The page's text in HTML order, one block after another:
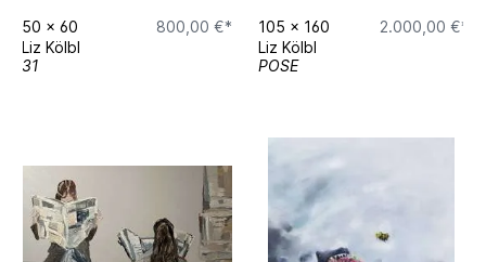
50 x 60
800,00 €*
Liz Kölbl
31
105 x 160
2.000,00 €*
Liz Kölbl
POSE